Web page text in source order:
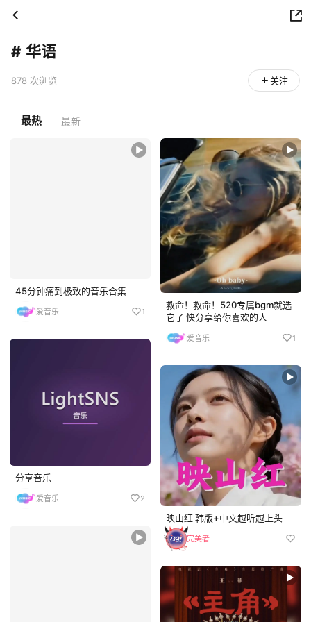
# 华语
878 次浏览 关注
最热 最新
45分钟痛到极致的音乐合集
爱音乐 1
救命！救命！520专属bgm就选
它了 快分享给你喜欢的人
爱音乐 1
分享音乐
爱音乐 2
映山红 韩版+中文越听越上头
完美者